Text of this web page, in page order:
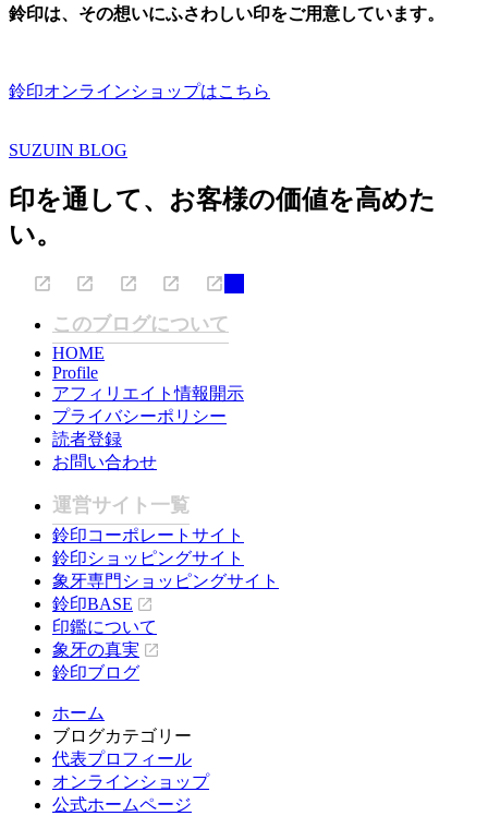
鈴印は、その想いにふさわしい印をご用意しています。
鈴印オンラインショップはこちら
SUZUIN BLOG
印を通して、お客様の価値を高めた
い。
このブログについて
HOME
Profile
アフィリエイト情報開示
プライバシーポリシー
読者登録
お問い合わせ
運営サイト一覧
鈴印コーポレートサイト
鈴印ショッピングサイト
象牙専門ショッピングサイト
鈴印BASE
印鑑について
象牙の真実
鈴印ブログ
ホーム
ブログカテゴリー
代表プロフィール
オンラインショップ
公式ホームページ